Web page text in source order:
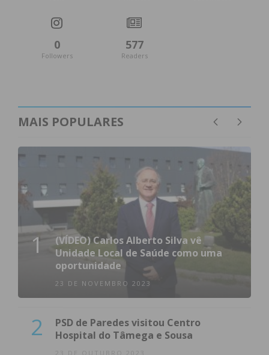
0
Followers
577
Readers
MAIS POPULARES
1
(VÍDEO) Carlos Alberto Silva vê
Unidade Local de Saúde como uma
oportunidade
23 DE NOVEMBRO 2023
2
PSD de Paredes visitou Centro
Hospital do Tâmega e Sousa
23 DE OUTUBRO 2023